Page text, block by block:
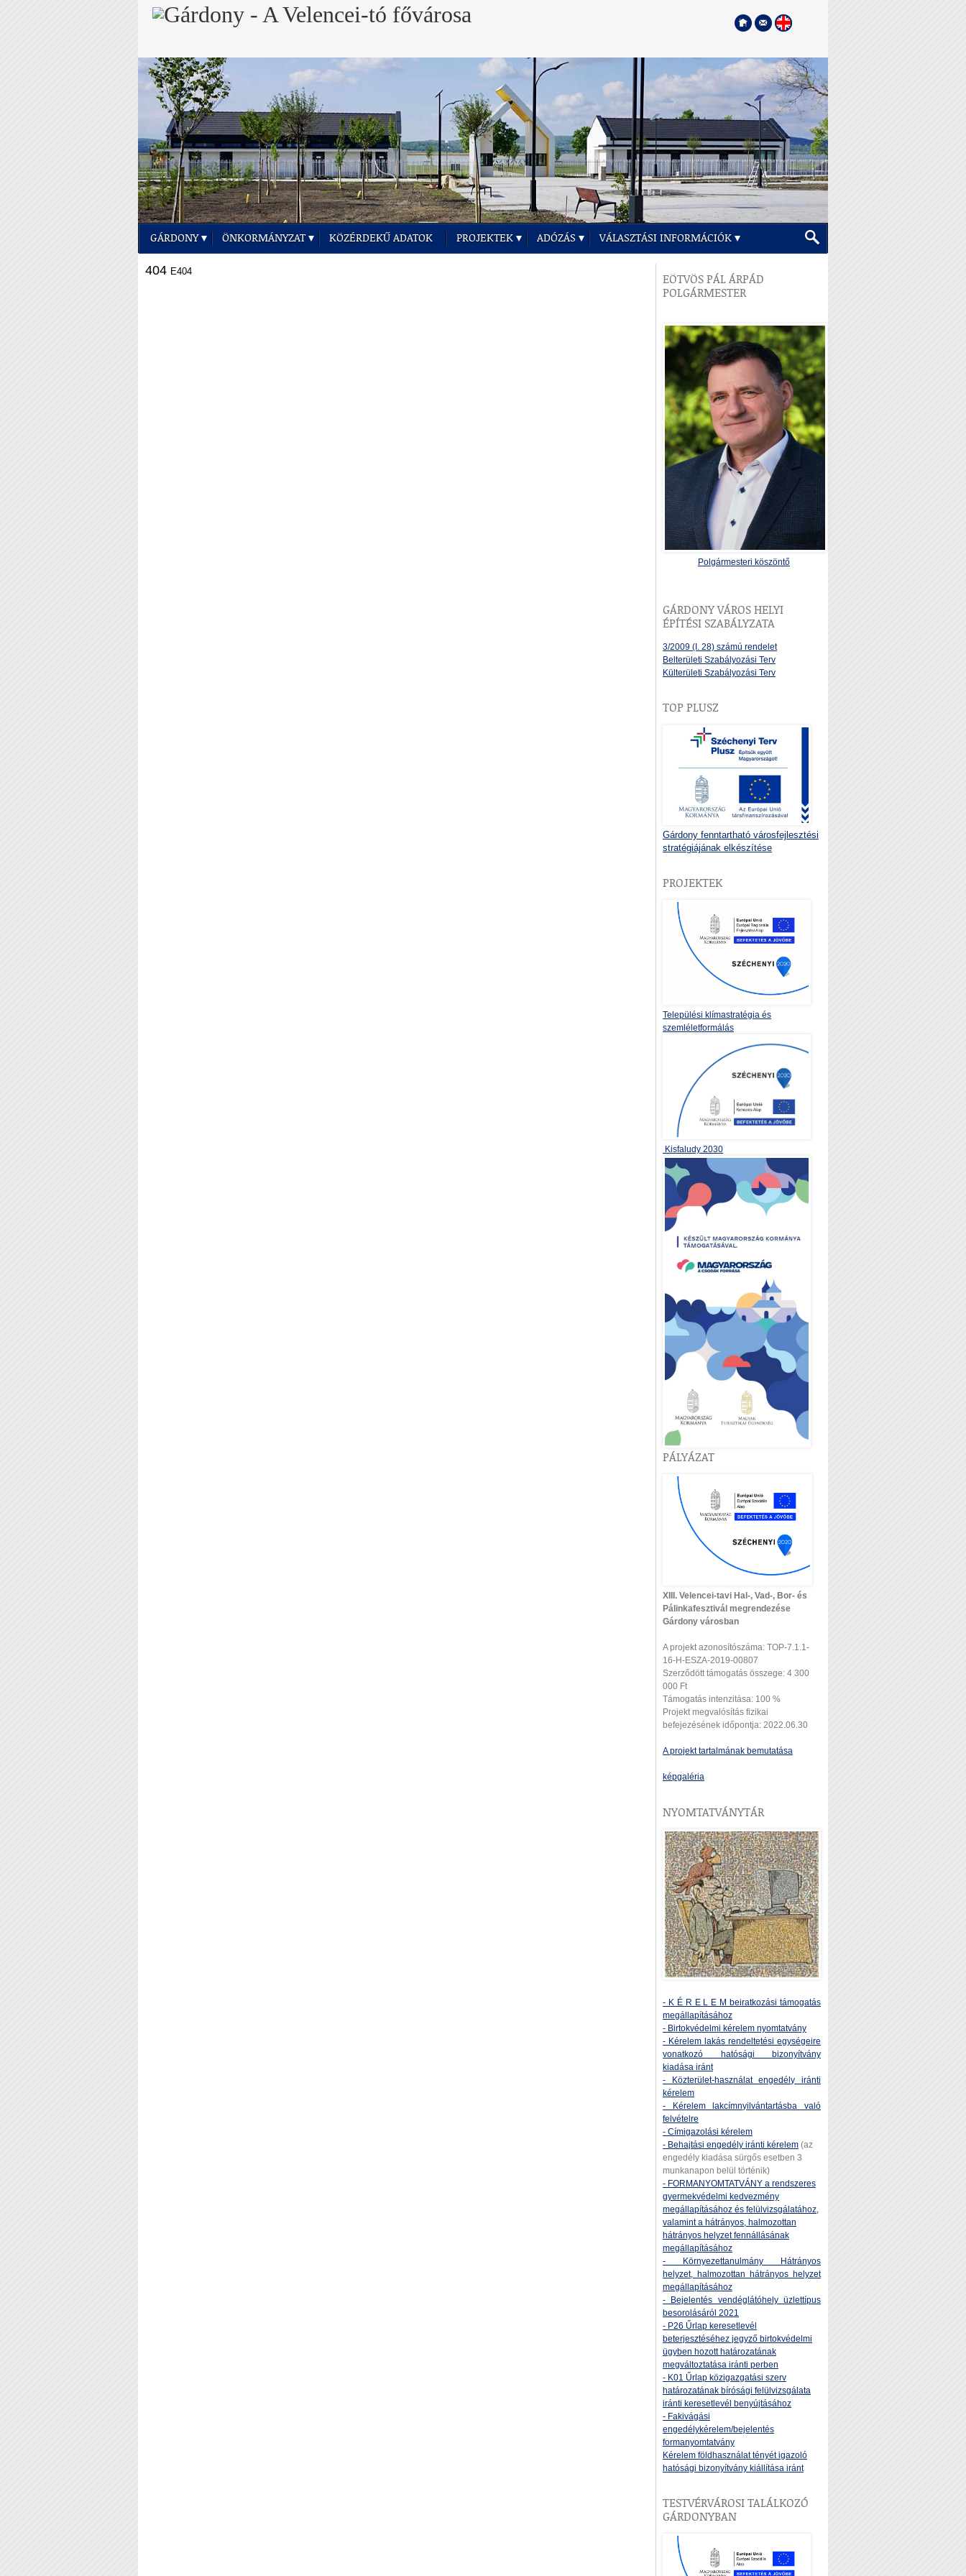
GÁRDONY ÖNKORMÁNYZAT KÖZÉRDEKŰ ADATOK PROJEKTEK ADÓZÁS VÁLASZTÁSI INFORMÁCIÓK
404 E404
EÖTVÖS PÁL ÁRPÁD
POLGÁRMESTER
Polgármesteri köszöntő
GÁRDONY VÁROS HELYI
ÉPÍTÉSI SZABÁLYZATA
3/2009 (I. 28) számú rendelet
Belterületi Szabályozási Terv
Külterületi Szabályozási Terv
TOP PLUSZ
Gárdony fenntartható városfejlesztési
stratégiájának elkészítése
PROJEKTEK
Települési klímastratégia és
szemléletformálás
Kisfaludy 2030
PÁLYÁZAT
XIII. Velencei-tavi Hal-, Vad-, Bor- és
Pálinkafesztivál megrendezése
Gárdony városban
A projekt azonosítószáma: TOP-7.1.1-
16-H-ESZA-2019-00807
Szerződött támogatás összege: 4 300
000 Ft
Támogatás intenzitása: 100 %
Projekt megvalósítás fizikai
befejezésének időpontja: 2022.06.30
A projekt tartalmának bemutatása
képgaléria
NYOMTATVÁNYTÁR
- K É R E L E M beiratkozási támogatás
megállapításához
- Birtokvédelmi kérelem nyomtatvány
- Kérelem lakás rendeltetési egységeire
vonatkozó hatósági bizonyítvány
kiadása iránt
- Közterület-használat engedély iránti
kérelem
- Kérelem lakcímnyilvántartásba való
felvételre
- Címigazolási kérelem
- Behajtási engedély iránti kérelem (az
engedély kiadása sürgős esetben 3
munkanapon belül történik)
- FORMANYOMTATVÁNY a rendszeres
gyermekvédelmi kedvezmény
megállapításához és felülvizsgálatához,
valamint a hátrányos, halmozottan
hátrányos helyzet fennállásának
megállapításához
- Környezettanulmány Hátrányos
helyzet, halmozottan hátrányos helyzet
megállapításához
- Bejelentés vendéglátóhely üzlettípus
besorolásáról 2021
- P26 Űrlap keresetlevél
beterjesztéséhez jegyző birtokvédelmi
ügyben hozott határozatának
megváltoztatása iránti perben
- K01 Űrlap közigazgatási szerv
határozatának bírósági felülvizsgálata
iránti keresetlevél benyújtásához
- Fakivágási
engedélykérelem/bejelentés
formanyomtatvány
Kérelem földhasználat tényét igazoló
hatósági bizonyítvány kiállítása iránt
TESTVÉRVÁROSI TALÁLKOZÓ
GÁRDONYBAN